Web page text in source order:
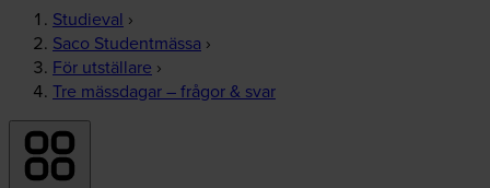
Studieval ›
Saco Studentmässa ›
För utställare ›
Tre mässdagar – frågor & svar